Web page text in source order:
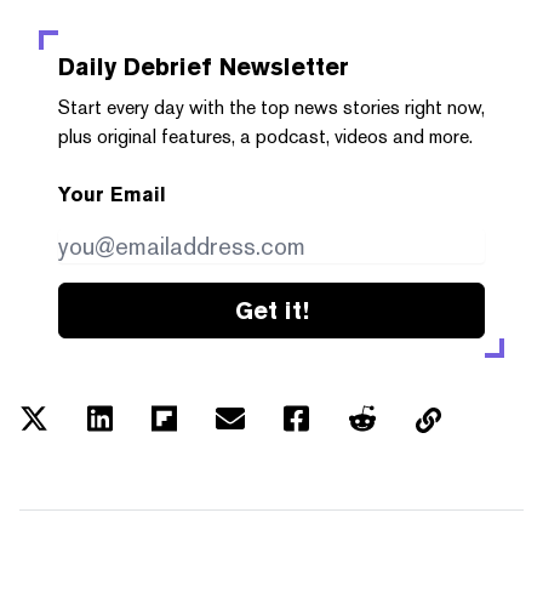
Daily Debrief Newsletter
Start every day with the top news stories right now,
plus original features, a podcast, videos and more.
Your Email
Get it!